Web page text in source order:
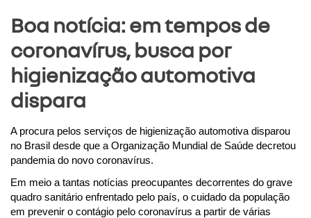
Boa notícia: em tempos de
coronavírus, busca por
higienização automotiva
dispara
A procura pelos serviços de higienização automotiva disparou
no Brasil desde que a Organização Mundial de Saúde decretou
pandemia do novo coronavírus.
Em meio a tantas notícias preocupantes decorrentes do grave
quadro sanitário enfrentado pelo país, o cuidado da população
em prevenir o contágio pelo coronavírus a partir de várias